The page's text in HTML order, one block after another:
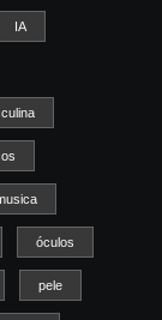
IA
óculos
pele